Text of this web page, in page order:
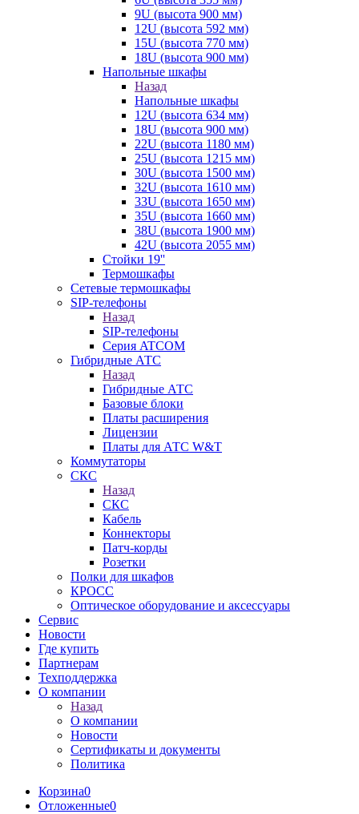
9U (высота 900 мм)
12U (высота 592 мм)
15U (высота 770 мм)
18U (высота 900 мм)
Напольные шкафы
Назад
Напольные шкафы
12U (высота 634 мм)
18U (высота 900 мм)
22U (высота 1180 мм)
25U (высота 1215 мм)
30U (высота 1500 мм)
32U (высота 1610 мм)
33U (высота 1650 мм)
35U (высота 1660 мм)
38U (высота 1900 мм)
42U (высота 2055 мм)
Стойки 19''
Термошкафы
Сетевые термошкафы
SIP-телефоны
Назад
SIP-телефоны
Серия ATCOM
Гибридные АТС
Назад
Гибридные АТС
Базовые блоки
Платы расширения
Лицензии
Платы для АТС W&T
Коммутаторы
СКС
Назад
СКС
Кабель
Коннекторы
Патч-корды
Розетки
Полки для шкафов
КРОСС
Оптическое оборудование и аксессуары
Сервис
Новости
Где купить
Партнерам
Техподдержка
О компании
Назад
О компании
Новости
Сертификаты и документы
Политика
Корзина0
Отложенные0